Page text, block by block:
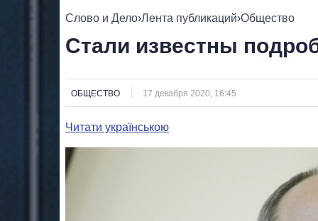
ВСЕ ПОЛИТИКИ ПРЕЗИДЕНТ И
Слово и Дело›Лента публикаций›Общество
Стали известны
ОБЩЕСТВО 17 декабря 2020, 16:45
Читати українською